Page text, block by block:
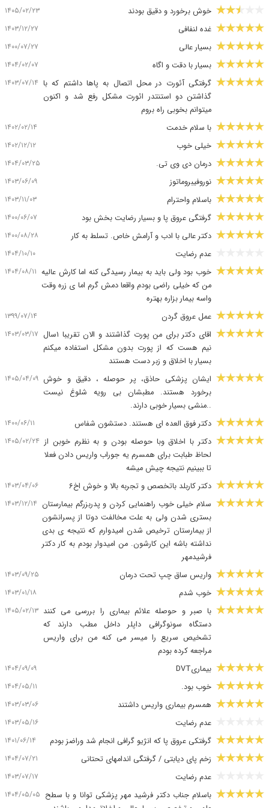
خوش برخورد و دقیق بودند ۱۴۰۵/۰۲/۲۳
غده لنفافی ۱۴۰۳/۱۲/۲۷
بسیار عالی ۱۴۰۰/۰۷/۲۷
بسیار با دقت و اگاه ۱۴۰۴/۰۲/۰۷
گرفتگی آئورت در محل اتصال به پاها داشتم که با
گذاشتن دو استنتدر ائورت مشکل رفع شد و اکنون
میتوانم بخوبی راه بروم
۱۴۰۳/۰۷/۱۴
با سلام خدمت ۱۴۰۲/۰۲/۱۴
خیلی خوب ۱۴۰۲/۱۲/۱۲
درمان دی وی تی. ۱۴۰۴/۰۳/۲۵
نوروفیبروماتوز ۱۴۰۳/۰۶/۰۹
باسلام واحترام ۱۴۰۳/۱۱/۰۳
گرفتگی عروق پا و بسیار رضایت بخش بود ۱۴۰۰/۰۶/۰۷
دکتر عالی با ادب و آرامش خاص. تسلط به کار ۱۴۰۰/۰۸/۲۸
عدم رضایت ۱۴۰۴/۱۰/۱۰
خوب بود ولی باید به بیمار رسیدگی کنه اما کارش عالیه
من که خیلی راضی بودم واقعا دمش گرم اما ی زره وقت
واسه بیمار بزاره بهتره
۱۴۰۴/۰۸/۱۱
عمل عروق گردن ۱۳۹۹/۰۷/۱۴
اقای دکتر برای من پورت گذاشتند و الان تقریبا ۱سال
نیم هست که از پورت بدون مشکل استفاده میکنم
بسیار با اخلاق و زبر دست هستند
۱۴۰۳/۰۳/۱۷
ایشان پزشکی حاذق، پر حوصله ، دقیق و خوش
برخورد هستند. مطبشان بی رویه شلوغ نیست
..منشی بسیار خوبی دارند.
۱۴۰۵/۰۴/۰۹
دکتر فوق العده ای هستند. دستشون شفاس ۱۴۰۰/۰۶/۱۱
دکتر با اخلاق وبا حوصله بودن و به نظرم خوبن از
لحاظ طبابت برای همسرم یه جوراب واریس دادن فعلا
تا ببینیم نتیجه چیش میشه
۱۴۰۵/۰۲/۲۴
دکتر کاربلد باتخصص و تجربه بالا و خوش اخ۶ ۱۴۰۳/۰۴/۰۶
سلام خیلی خوب راهنمایی کردن و پدربزرگم بیمارستان
بستری شدن ولی به علت مخالفت دوتا از پسرانشون
از بیمارستان ترخیص شدن امیدوارم که نتیجه ی بدی
نداشته باشه این کارشون. من امیدوار بودم به کار دکتر
فرشیدمهر
۱۴۰۳/۱۲/۱۴
واریس ساق چپ تحت درمان ۱۴۰۳/۰۹/۲۵
خوب شدم ۱۴۰۳/۰۱/۱۸
با صبر و حوصله علائم بیماری را بررسی می کنند
دستگاه سونوگرافی داپلر داخل مطب دارند که
تشخیص سریع را میسر می کنه من برای واریس
مراجعه کرده بودم
۱۴۰۵/۰۲/۱۳
بیماریDVT ۱۴۰۴/۰۹/۰۹
خوب بود. ۱۴۰۴/۰۵/۱۱
همسرم بیماری واریس داشتند ۱۴۰۳/۰۳/۰۶
عدم رضایت ۱۴۰۳/۰۵/۱۶
گرفتکی عروق پا که انژیو گرافی انجام شد وراضز بودم ۱۴۰۱/۰۶/۱۴
زخم پای دیابتی / گرفتگی اندامهای تحتانی ۱۴۰۴/۰۷/۲۱
عدم رضایت ۱۴۰۳/۰۷/۱۷
باسلام جناب دکتر فرشید مهر پزشکی توانا و با سطح ۱۴۰۴/۰۵/۰۵